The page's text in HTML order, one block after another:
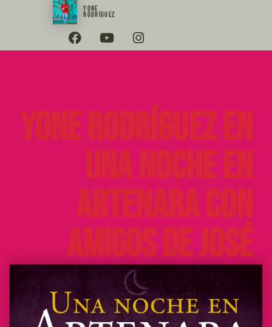
YONE
RODRÍGUEZ
Yone Rodríguez en
Una noche en
Artenara con
amigos de José
Antonio Ramos